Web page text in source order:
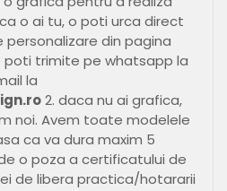
o ai tu, o poti urca direct
din pagina
poti trimite pe whatsapp la
la
2. daca nu ai grafica,
noi. Avem toate modelele
ca va dura maxim 5
o poza a certificatului de
de libera practica/hotararii